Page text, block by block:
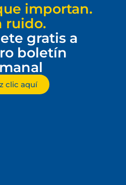
importan.
ruido.
gratis a
boletín
clic aquí